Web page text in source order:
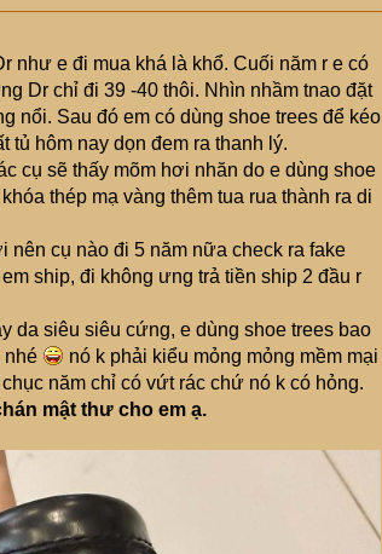
như e đi mua khá là khổ. Cuối năm r e có
Dr chỉ đi 39 -40 thôi. Nhìn nhầm tnao đặt
nổi. Sau đó em có dùng shoe trees để kéo
tủ hôm nay dọn đem ra thanh lý.
cụ sẽ thấy mõm hơi nhăn do e dùng shoe
thép mạ vàng thêm tua rua thành ra di
nên cụ nào đi 5 năm nữa check ra fake
ship, đi không ưng trả tiền ship 2 đầu r
da siêu siêu cứng, e dùng shoe trees bao
nhé
nó k phải kiểu mỏng mỏng mềm mại
năm chỉ có vứt rác chứ nó k có hỏng.
mật thư cho em ạ.